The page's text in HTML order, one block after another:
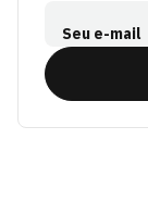
Seu e-mail